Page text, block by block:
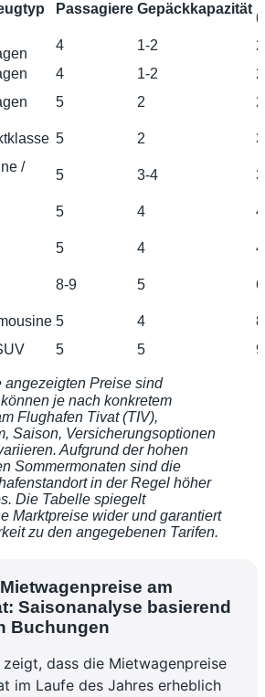
Passagiere Gepäckkapazität
4 1-2
4 1-2
5 2
5 2
/
5 3-4
5 4
5 4
8-9 5
5 4
5 5
angezeigten Preise sind
je nach konkretem
Flughafen Tivat (TIV),
Saison, Versicherungsoptionen
Aufgrund der hohen
Sommermonaten sind die
in der Regel höher
Die Tabelle spiegelt
Marktpreise wider und garantiert
zu den angegebenen Tarifen.
am
Saisonanalyse basierend
Buchungen
dass die Mietwagenpreise
im Laufe des Jahres erheblich